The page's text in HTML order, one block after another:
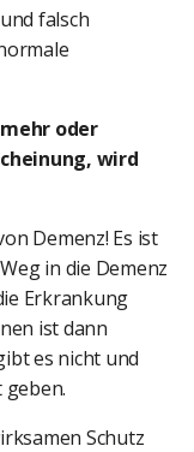
falsch
oder
wird
Demenz! Es ist
in die Demenz
Erkrankung
ist dann
es nicht und
Schutz